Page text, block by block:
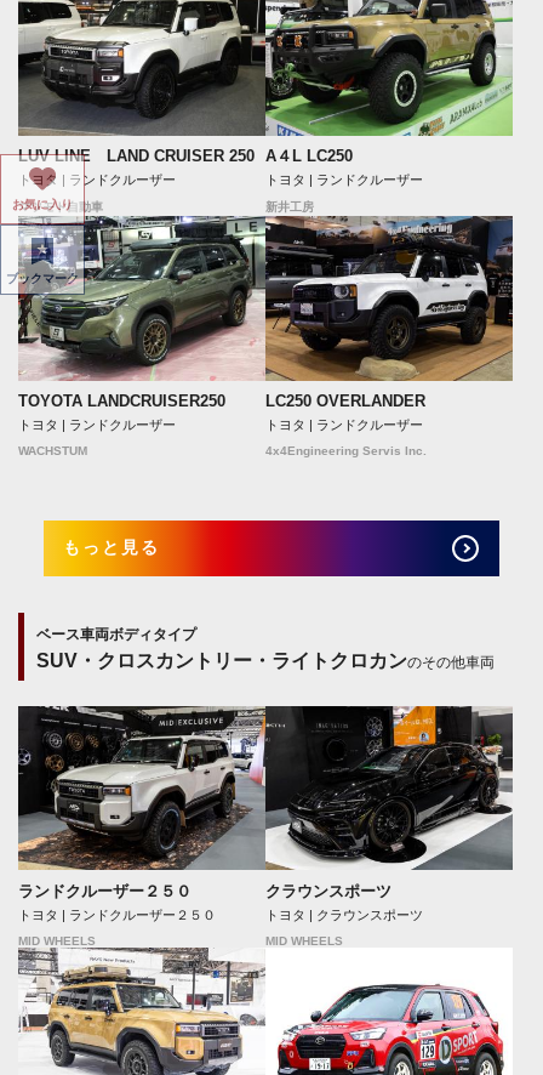
LUV LINE LAND CRUISER 250
トヨタ | ランドクルーザー
マツモト自動車
A４L LC250
トヨタ | ランドクルーザー
新井工房
TOYOTA LANDCRUISER250
トヨタ | ランドクルーザー
WACHSTUM
LC250 OVERLANDER
トヨタ | ランドクルーザー
4x4Engineering Servis Inc.
もっと見る
ベース車両ボディタイプ
SUV・クロスカントリー・ライトクロカンのその他車両
ランドクルーザー２５０
トヨタ | ランドクルーザー２５０
MID WHEELS
クラウンスポーツ
トヨタ | クラウンスポーツ
MID WHEELS
お気に入り
ブックマーク